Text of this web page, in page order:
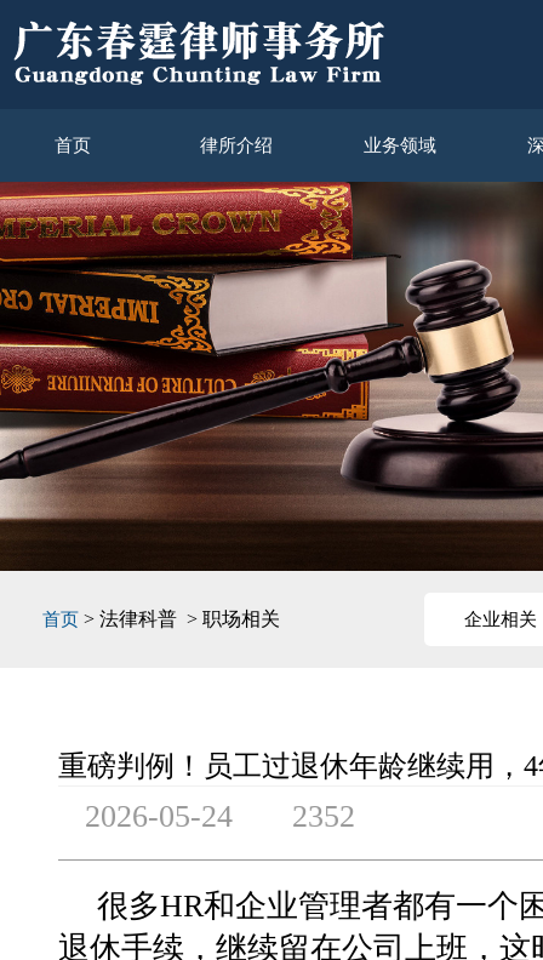
首页 律所介绍 业务领域
首页 > 法律科普 > 职场相关 企业相关
重磅判例！员工过退休年龄继续用，
2026-05-24 2352
很多HR和企业管理者都有一个
退休手续，继续留在公司上班，